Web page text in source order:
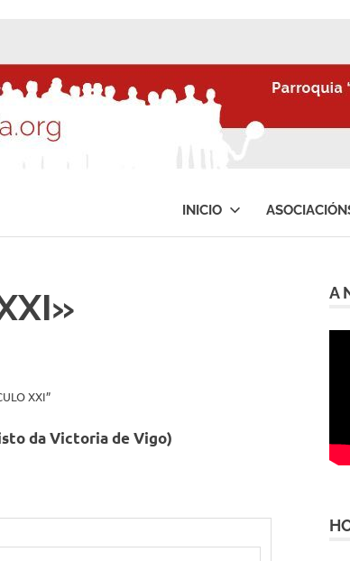
INICIO
XXI”
da Victoria de Vigo)
A